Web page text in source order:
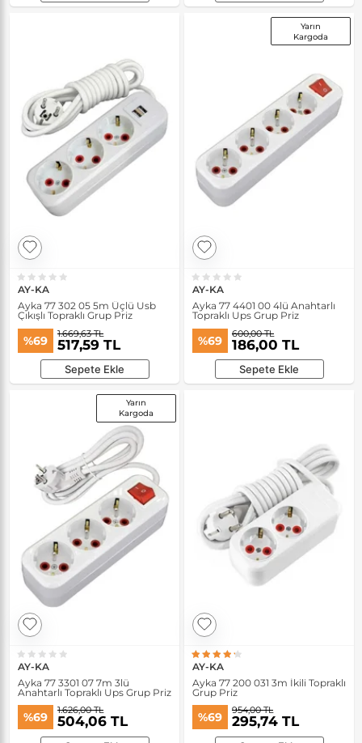
AY-KA
Ayka 77 302 05 5m Üçlü Usb
Çıkışlı Topraklı Grup Priz
%69 1.669,63 TL
517,59 TL
Sepete Ekle
Yarın
Kargoda
AY-KA
Ayka 77 4401 00 4lü Anahtarlı
Topraklı Ups Grup Priz
%69 600,00 TL
186,00 TL
Sepete Ekle
Yarın
Kargoda
AY-KA
Ayka 77 3301 07 7m 3lü
Anahtarlı Topraklı Ups Grup Priz
%69 1.626,00 TL
504,06 TL
AY-KA
Ayka 77 200 031 3m İkili Topraklı
Grup Priz
%69 954,00 TL
295,74 TL